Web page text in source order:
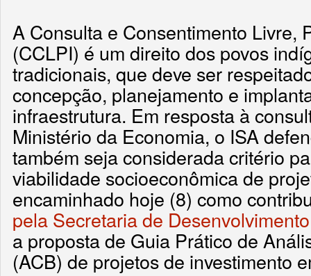
A Consulta e Consentimento Livre,
(CCLPI) é um direito dos povos
tradicionais, que deve ser
concepção, planejamento e
infraestrutura. Em resposta à
Ministério da Economia, o ISA
também seja considerada critério
viabilidade socioeconômica de
encaminhado hoje (8) como
pela Secretaria de
a proposta de Guia Prático de
(ACB) de projetos de investimento